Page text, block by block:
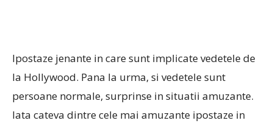
Ipostaze jenante in care sunt implicate vedetele de
la Hollywood. Pana la urma, si vedetele sunt
persoane normale, surprinse in situatii amuzante.
Iata cateva dintre cele mai amuzante ipostaze in